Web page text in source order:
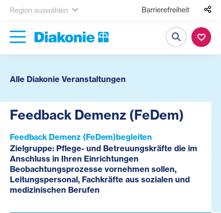
Region auswählen Barrierefreiheit
Suche
Alle Diakonie Veranstaltungen
Feedback Demenz (FeDem)
Feedback Demenz (FeDem)begleiten
Zielgruppe: Pflege- und Betreuungskräfte die im
Anschluss in Ihren Einrichtungen
Beobachtungsprozesse vornehmen sollen,
Leitungspersonal, Fachkräfte aus sozialen und
medizinischen Berufen